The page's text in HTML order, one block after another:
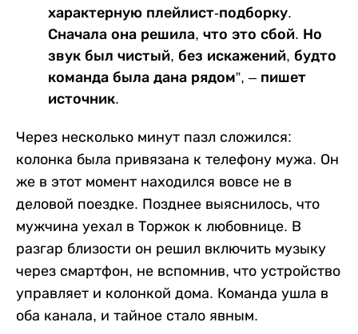
характерную плейлист-подборку.
Сначала она решила, что это сбой. Но
звук был чистый, без искажений, будто
команда была дана рядом”, – пишет
источник.
Через несколько минут пазл сложился:
колонка была привязана к телефону мужа. Он
же в этот момент находился вовсе не в
деловой поездке. Позднее выяснилось, что
мужчина уехал в Торжок к любовнице. В
разгар близости он решил включить музыку
через смартфон, не вспомнив, что устройство
управляет и колонкой дома. Команда ушла в
оба канала, и тайное стало явным.